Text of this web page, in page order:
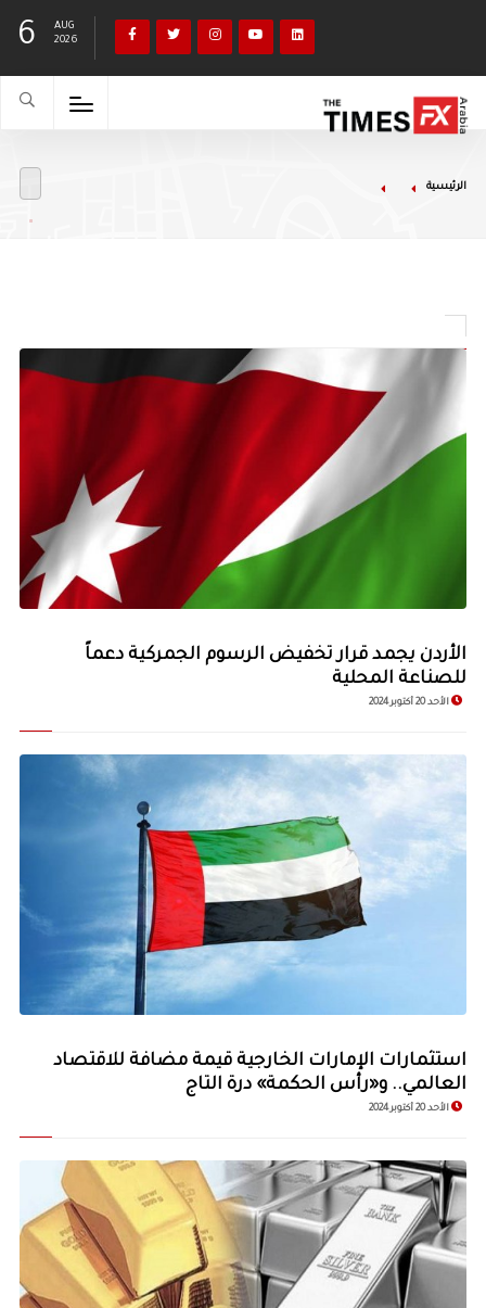
6
AUG
2026
الرئيسية
الأردن يجمد قرار تخفيض الرسوم الجمركية دعماً
للصناعة المحلية
الأحد 20 أكتوبر 2024
استثمارات الإمارات الخارجية قيمة مضافة للاقتصاد
العالمي.. و«رأس الحكمة» درة التاج
الأحد 20 أكتوبر 2024